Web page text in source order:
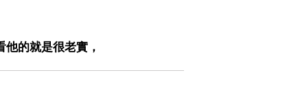
的就是很老實，